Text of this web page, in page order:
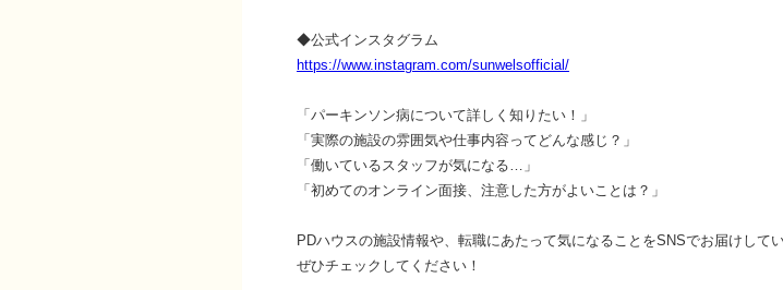
◆公式インスタグラム
https://www.instagram.com/sunwelsofficial/
「パーキンソン病について詳しく知りたい！」
「実際の施設の雰囲気や仕事内容ってどんな感じ？」
「働いているスタッフが気になる…」
「初めてのオンライン面接、注意した方がよいことは？」
PDハウスの施設情報や、転職にあたって気になることをSNSでお届けして
ぜひチェックしてください！